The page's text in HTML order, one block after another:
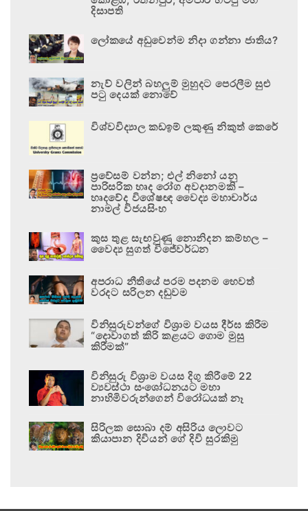
දිසාපති
ලෝකයේ අඩුවෙන්ම නිදා ගන්නා ජාතිය?
නැව් වලින් බහලුම් මුහුදට පෙරලීම සුළු
පටු දෙයක් නොවේ
විශ්වවිද්‍යාල කඩඉම් ලකුණු නිකුත් කෙරේ
ප්‍රවේසම් වන්න; එල් නිනෝ යනු
පාරිසරික හෘද රෝග අවදානමකි –
හෘදවේද විශේෂඥ වෛද්‍ය මහාචාර්ය
නාමල් විජයසිංහ
කුස තුළ සැඟවුණු නොනිදන කම්හල –
වෛද්‍ය සුගත් විජේවර්ධන
අපරාධ නීතියේ පරම පදනම හෙවත්
වරදට සරිලන දඬුවම
විනිසුරුවන්ගේ විශ්‍රාම වයස දීර්ඝ කිරීම
“දොවාගත් කිරි කළයට ගොම මුසු
කිරීමක්”
විනිසුරු විශ්‍රාම වයස දිගු කිරීමේ 22
ව්‍යවස්ථා සංශෝධනයට මහා
නාහිමිවරුන්ගෙන් විරෝධයක් නෑ
සිරිලක සොබා දම් අසිරිය ලොවට
කියාපාන දිවියන් ගේ දිවි සුරකිමු